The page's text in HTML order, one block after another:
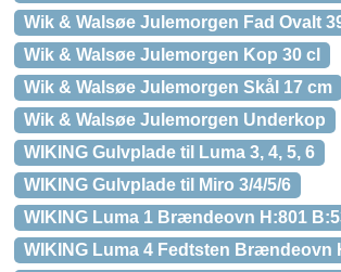
Wik & Walsøe Julemorgen Fad Ovalt
Wik & Walsøe Julemorgen Kop 30 cl
Wik & Walsøe Julemorgen Skål 17 cm
Wik & Walsøe Julemorgen Underkop
WIKING Gulvplade til Luma 3, 4, 5, 6
WIKING Gulvplade til Miro 3/4/5/6
WIKING Luma 1 Brændeovn H:801
WIKING Luma 4 Fedtsten Brændeovn